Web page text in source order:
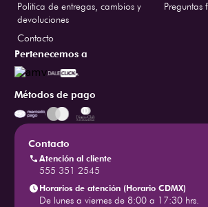
Politica de entregas, cambios y
devoluciones
Contacto
Preguntas
Pertenecemos a
Métodos de pago
Contacto
Atención al cliente
555 351 2545
Horarios de atención (Horario CDMX)
De lunes a viernes de 8:00 a 17:30 hrs.